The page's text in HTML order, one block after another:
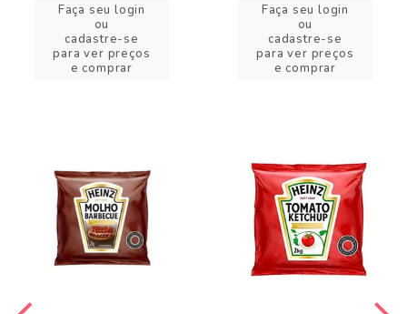
Faça seu login
ou
cadastre-se
para ver preços
e comprar
Faça seu login
ou
cadastre-se
para ver preços
e comprar